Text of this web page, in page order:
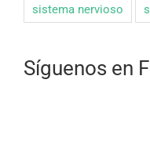
sistema nervioso
Síguenos en